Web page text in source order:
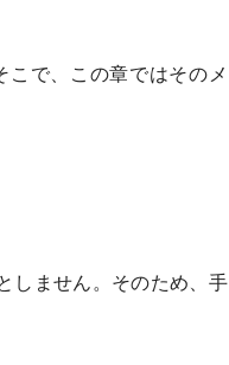
こで、この章ではそのメ
しません。そのため、手